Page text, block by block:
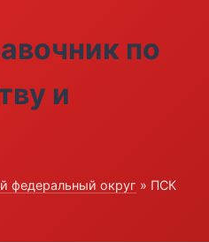
по
и
федеральный округ » ПСК